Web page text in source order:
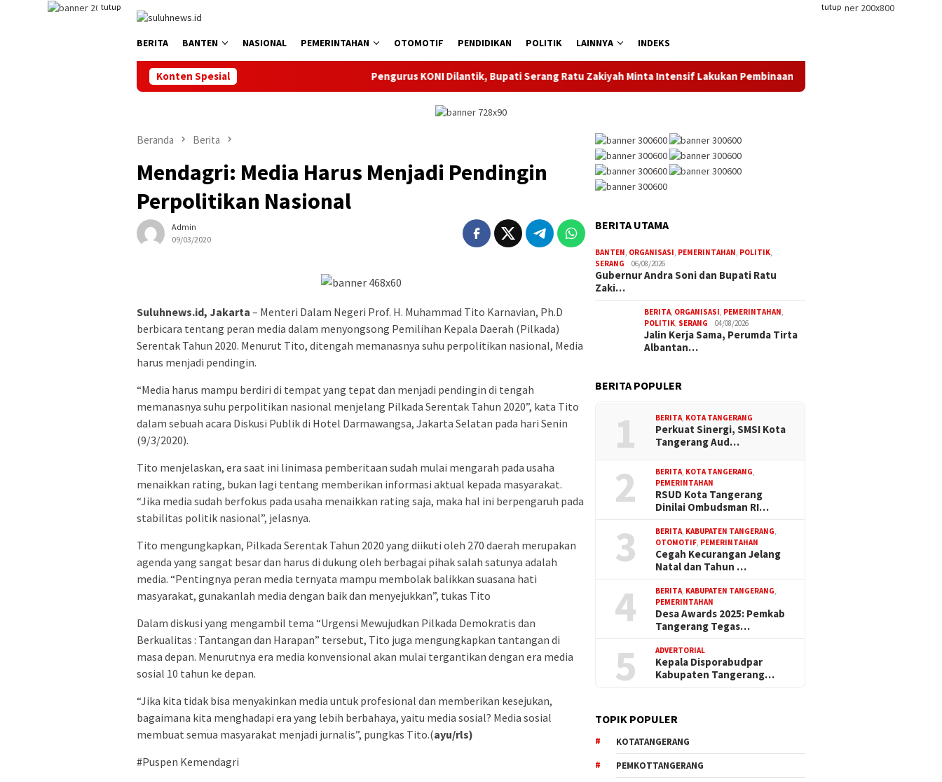
tutup tutup
BERITA BANTEN NASIONAL PEMERINTAHAN OTOMOTIF PENDIDIKAN POLITIK LAINNYA INDEKS
Konten Spesial Pengurus KONI Dilantik, Bupati Serang Ratu Zakiyah Minta Intensif Lakukan Pembinaan Cabor
Beranda Berita
Mendagri: Media Harus Menjadi Pendingin
Perpolitikan Nasional
Admin
09/03/2020
Suluhnews.id, Jakarta – Menteri Dalam Negeri Prof. H. Muhammad Tito Karnavian, Ph.D
berbicara tentang peran media dalam menyongsong Pemilihan Kepala Daerah (Pilkada)
Serentak Tahun 2020. Menurut Tito, ditengah memanasnya suhu perpolitikan nasional, Media
harus menjadi pendingin.
“Media harus mampu berdiri di tempat yang tepat dan menjadi pendingin di tengah
memanasnya suhu perpolitikan nasional menjelang Pilkada Serentak Tahun 2020”, kata Tito
dalam sebuah acara Diskusi Publik di Hotel Darmawangsa, Jakarta Selatan pada hari Senin
(9/3/2020).
Tito menjelaskan, era saat ini linimasa pemberitaan sudah mulai mengarah pada usaha
menaikkan rating, bukan lagi tentang memberikan informasi aktual kepada masyarakat.
“Jika media sudah berfokus pada usaha menaikkan rating saja, maka hal ini berpengaruh pada
stabilitas politik nasional”, jelasnya.
Tito mengungkapkan, Pilkada Serentak Tahun 2020 yang diikuti oleh 270 daerah merupakan
agenda yang sangat besar dan harus di dukung oleh berbagai pihak salah satunya adalah
media. “Pentingnya peran media ternyata mampu membolak balikkan suasana hati
masyarakat, gunakanlah media dengan baik dan menyejukkan”, tukas Tito
Dalam diskusi yang mengambil tema “Urgensi Mewujudkan Pilkada Demokratis dan
Berkualitas : Tantangan dan Harapan” tersebut, Tito juga mengungkapkan tantangan di
masa depan. Menurutnya era media konvensional akan mulai tergantikan dengan era media
sosial 10 tahun ke depan.
“Jika kita tidak bisa menyakinkan media untuk profesional dan memberikan kesejukan,
bagaimana kita menghadapi era yang lebih berbahaya, yaitu media sosial? Media sosial
membuat semua masyarakat menjadi jurnalis”, pungkas Tito.(ayu/rls)
#Puspen Kemendagri
BERITA UTAMA
BANTEN, ORGANISASI, PEMERINTAHAN, POLITIK,
SERANG
06/08/2026
Gubernur Andra Soni dan Bupati Ratu
Zaki…
BERITA, ORGANISASI, PEMERINTAHAN,
POLITIK, SERANG 04/08/2026
Jalin Kerja Sama, Perumda Tirta
Albantan…
BERITA POPULER
1 BERITA, KOTA TANGERANG
Perkuat Sinergi, SMSI Kota
Tangerang Aud…
2 BERITA, KOTA TANGERANG,
PEMERINTAHAN
RSUD Kota Tangerang
Dinilai Ombudsman RI…
3 BERITA, KABUPATEN TANGERANG,
OTOMOTIF, PEMERINTAHAN
Cegah Kecurangan Jelang
Natal dan Tahun …
4 BERITA, KABUPATEN TANGERANG,
PEMERINTAHAN
Desa Awards 2025: Pemkab
Tangerang Tegas…
5 ADVERTORIAL
Kepala Disporabudpar
Kabupaten Tangerang…
TOPIK POPULER
KOTATANGERANG
PEMKOTTANGERANG